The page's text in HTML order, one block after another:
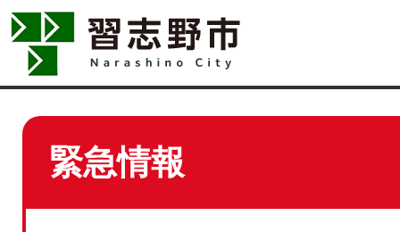
緊急情報